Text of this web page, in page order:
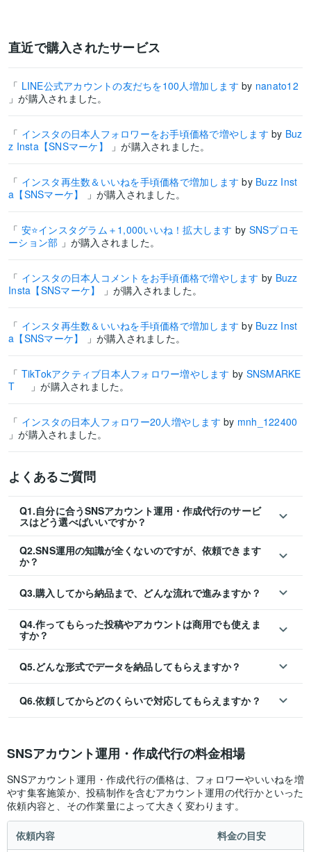
直近で購入されたサービス
「 LINE公式アカウントの友だちを100人増加します by nanato12
」が購入されました。
「 インスタの日本人フォロワーをお手頃価格で増やします by Buz
z Insta【SNSマーケ】
」が購入されました。
「 インスタ再生数＆いいねを手頃価格で増加しますby Buzz Inst
a【SNSマーケ】
」が購入されました。
「 安⭐️インスタグラム＋1,000いいね！拡大します by SNSプロモ
ーション部 」が購入されました。
「 インスタの日本人コメントをお手頃価格で増やします by Buzz
Insta【SNSマーケ】
」が購入されました。
「 インスタ再生数＆いいねを手頃価格で増加しますby Buzz Inst
a【SNSマーケ】
」が購入されました。
「 TikTokアクティブ日本人フォロワー増やします by SNSMARKE
T
」が購入されました。
「 インスタの日本人フォロワー20人増やします by mnh_122400
」が購入されました。
よくあるご質問
Q1.自分に合うSNSアカウント運用・作成代行のサービ
スはどう選べばいいですか？
Q2.SNS運用の知識が全くないのですが、依頼できます
か？
Q3.購入してから納品まで、どんな流れで進みますか？
Q4.作ってもらった投稿やアカウントは商用でも使えま
すか？
Q5.どんな形式でデータを納品してもらえますか？
Q6.依頼してからどのくらいで対応してもらえますか？
SNSアカウント運用・作成代行の料金相場
SNSアカウント運用・作成代行の価格は、フォロワーやいいねを増
やす集客施策か、投稿制作を含むアカウント運用の代行かといった
依頼内容と、その作業量によって大きく変わります。
依頼内容 料金の目安